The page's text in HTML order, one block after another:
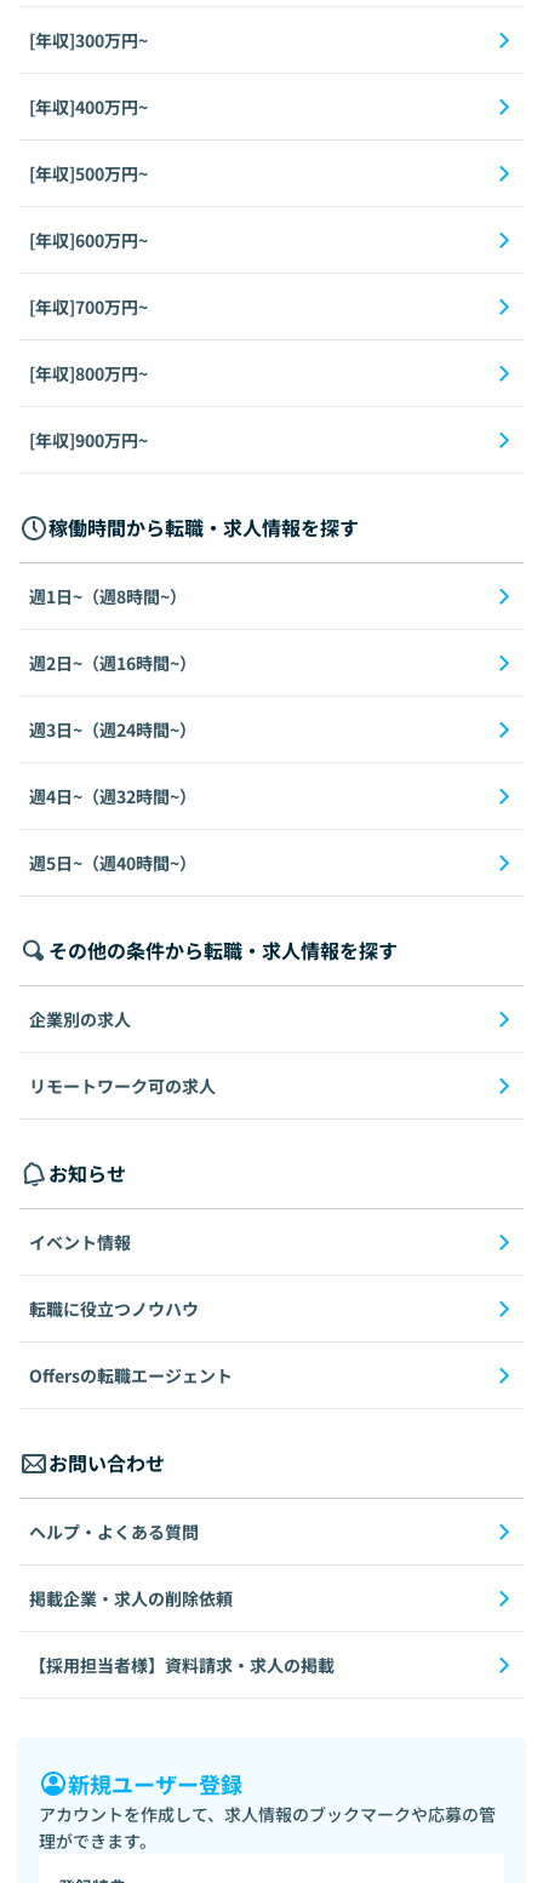
[年収]300万円~
[年収]400万円~
[年収]500万円~
[年収]600万円~
[年収]700万円~
[年収]800万円~
[年収]900万円~
稼働時間から転職・求人情報を探す
週1日~（週8時間~）
週2日~（週16時間~）
週3日~（週24時間~）
週4日~（週32時間~）
週5日~（週40時間~）
その他の条件から転職・求人情報を探す
企業別の求人
リモートワーク可の求人
お知らせ
イベント情報
転職に役立つノウハウ
Offersの転職エージェント
お問い合わせ
ヘルプ・よくある質問
掲載企業・求人の削除依頼
【採用担当者様】資料請求・求人の掲載
新規ユーザー登録
アカウントを作成して、求人情報のブックマークや応募の管
理ができます。